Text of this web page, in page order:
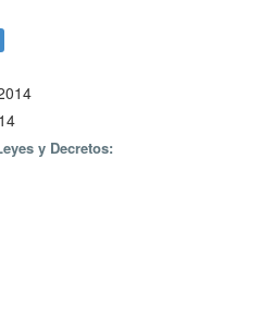
y Decretos: